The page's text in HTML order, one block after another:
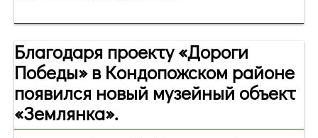
Благодаря проекту «Дороги
Победы» в Кондопожском районе
появился новый музейный объект
«Землянка».